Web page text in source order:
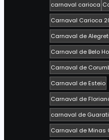
carnaval carioca
Carnaval Carioca
Carnaval de
Carnaval de Belo
Carnaval de
Carnaval de Esteio
Carnaval de
carnaval de
Carnaval de Minas